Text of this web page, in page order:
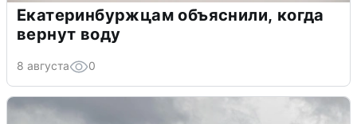
Екатеринбуржцам объяснили, когда
вернут воду
8 августа 0